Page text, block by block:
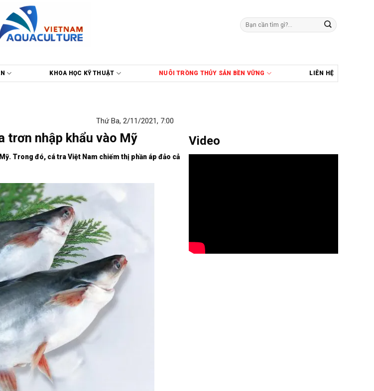
Tìm
kiếm:
KHOA HỌC KỸ THUẬT NUÔI TRỒNG THỦY SẢN BỀN VỮNG LIÊN HỆ
Thứ Ba, 2/11/2021, 7:00
trơn nhập khẩu vào Mỹ
Trong đó, cá tra Việt Nam chiếm thị phần áp đảo cả
Video